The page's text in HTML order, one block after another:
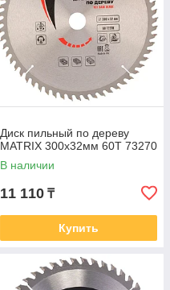
Диск пильный по дереву
MATRIX 300х32мм 60Т 73270
В наличии
11 110 ₸
Купить